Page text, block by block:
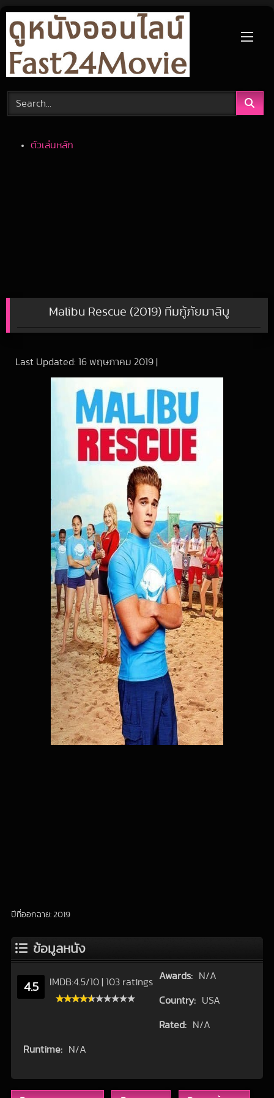
Skip
content
ตัวเล่นหลัก
Malibu Rescue (2019) ทีมกู้ภัยมาลิบู
Last Updated: 16 พฤษภาคม 2019
ปีที่ออกฉาย: 2019
ข้อมูลหนัง
4.5 IMDB:4.5/10 103 ratings
Awards: N/A
Country: USA
Rated: N/A
Runtime: N/A